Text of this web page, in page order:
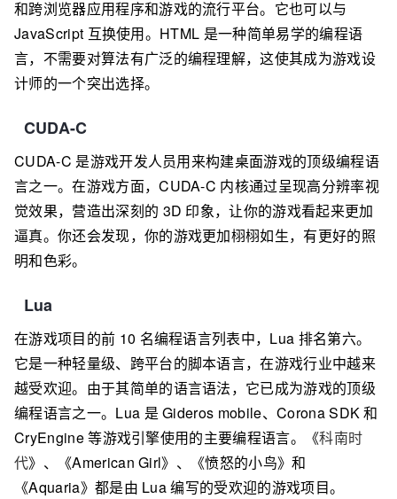
和跨浏览器应用程序和游戏的流行平台。它也可以与
JavaScript 互换使用。HTML 是一种简单易学的编程语
言，不需要对算法有广泛的编程理解，这使其成为游戏设
计师的一个突出选择。
CUDA-C
CUDA-C 是游戏开发人员用来构建桌面游戏的顶级编程语
言之一。在游戏方面，CUDA-C 内核通过呈现高分辨率视
觉效果，营造出深刻的 3D 印象，让你的游戏看起来更加
逼真。你还会发现，你的游戏更加栩栩如生，有更好的照
明和色彩。
Lua
在游戏项目的前 10 名编程语言列表中，Lua 排名第六。
它是一种轻量级、跨平台的脚本语言，在游戏行业中越来
越受欢迎。由于其简单的语言语法，它已成为游戏的顶级
编程语言之一。Lua 是 Gideros mobile、Corona SDK 和
CryEngine 等游戏引擎使用的主要编程语言。《科南时
代》、《American Girl》、《愤怒的小鸟》和
《Aquaria》都是由 Lua 编写的受欢迎的游戏项目。